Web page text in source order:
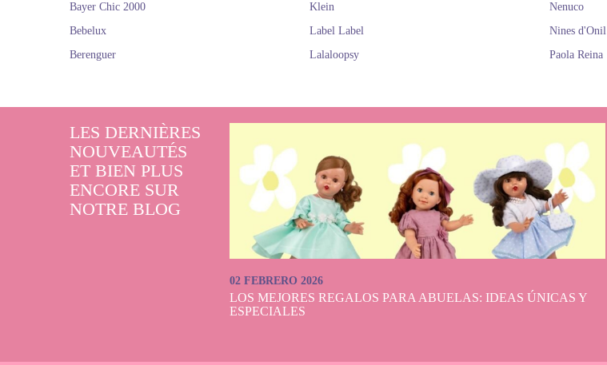
Bayer Chic 2000
Bebelux
Berenguer
Klein
Label Label
Lalaloopsy
Nenuco
Nines d'Onil
Paola Reina
LES DERNIÈRES
NOUVEAUTÉS
ET BIEN PLUS
ENCORE SUR
NOTRE BLOG
02 FEBRERO 2026
LOS MEJORES REGALOS PARA ABUELAS: IDEAS ÚNICAS Y
ESPECIALES